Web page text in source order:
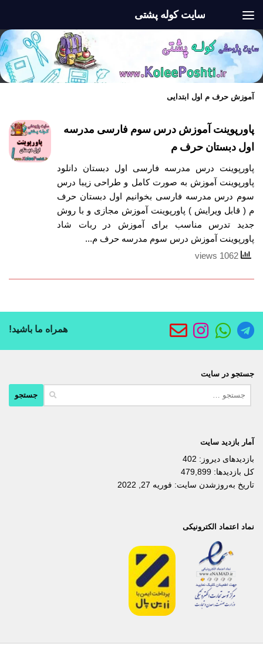
سایت کوله پشتی
آموزش حرف م اول ابتدایی
پاورپوینت آموزش درس سوم فارسی مدرسه
اول دبستان حرف م
پاورپوینت درس مدرسه فارسی اول دبستان دانلود
پاورپوینت آموزش به صورت کامل و طراحی زیبا درس
سوم درس مدرسه فارسی بخوانیم اول دبستان حرف
م ( قابل ویرایش ) پاورپوینت آموزش مجازی و با روش
جدید تدرس مناسب برای آموزش در ربات شاد
پاورپوینت آموزش درس سوم مدرسه حرف م...
همراه ما باشید!
جستجو در سایت
آمار بازدید سایت
بازدیدهای دیروز: 402
کل بازدیدها: 479,899
تاریخ به‌روزشدن سایت: فوریه 27, 2022
نماد اعتماد الکترونیکی